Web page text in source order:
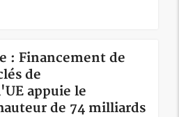
: Financement de
de
appuie le
de 74 milliards